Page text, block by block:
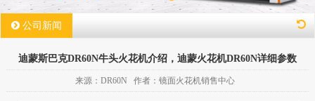
公司新闻
迪蒙斯巴克DR60N牛头火花机介绍，迪蒙火花机DR60N详细参数
来源：DR60N 作者：镜面火花机销售中心